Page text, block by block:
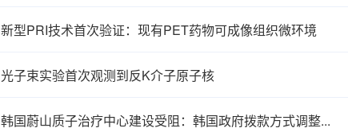
新型PRI技术首次验证：现有PET药物可成像组织微环境
光子束实验首次观测到反K介子原子核
韩国蔚山质子治疗中心建设受阻：韩国政府拨款方式调整影响项目推进